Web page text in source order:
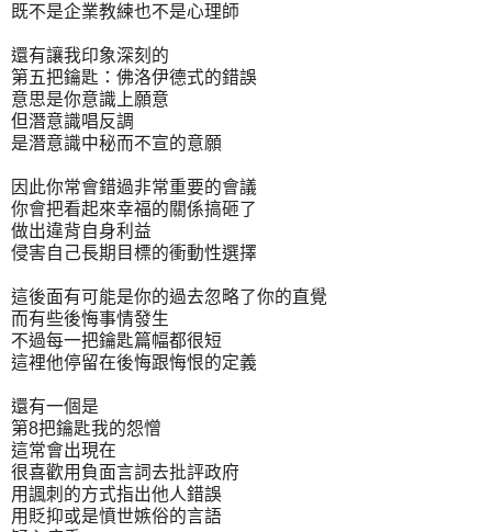
既不是企業教練也不是心理師
還有讓我印象深刻的
第五把鑰匙：佛洛伊德式的錯誤
意思是你意識上願意
但潛意識唱反調
是潛意識中秘而不宣的意願
因此你常會錯過非常重要的會議
你會把看起來幸福的關係搞砸了
做出違背自身利益
侵害自己長期目標的衝動性選擇
這後面有可能是你的過去忽略了你的直覺
而有些後悔事情發生
不過每一把鑰匙篇幅都很短
這裡他停留在後悔跟悔恨的定義
還有一個是
第8把鑰匙我的怨憎
這常會出現在
很喜歡用負面言詞去批評政府
用諷刺的方式指出他人錯誤
用貶抑或是憤世嫉俗的言語